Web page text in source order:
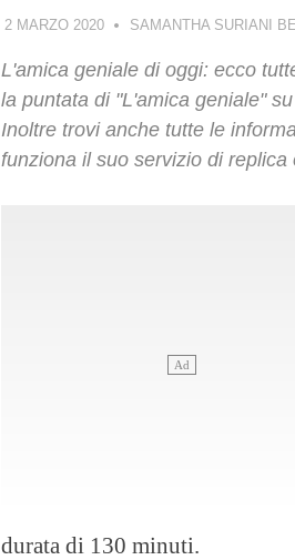
2 MARZO 2020 SAMANTHA SURIANI
L'amica geniale di oggi: ecco
la puntata di "L'amica geniale"
Inoltre trovi anche tutte le
funziona il suo servizio di replica
durata di 130 minuti.